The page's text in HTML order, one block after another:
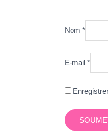
Nom*
E-mail*